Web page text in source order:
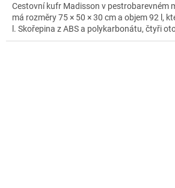
Cestovní kufr Madisson v pestrobarevném
má rozměry 75 × 50 × 30 cm a objem 92 l,
l. Skořepina z ABS a polykarbonátu, čtyři